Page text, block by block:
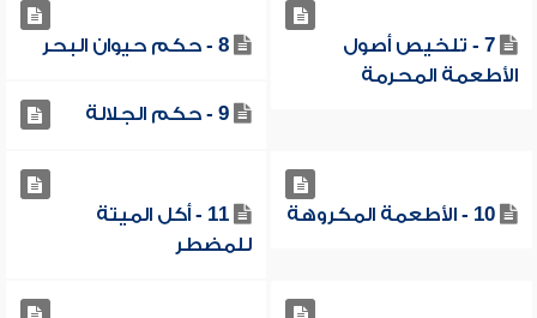
7 - تلخيص أصول
الأطعمة المحرمة
8 - حكم حيوان البحر
9 - حكم الجلالة
10 - الأطعمة المكروهة
11 - أكل الميتة
للمضطر